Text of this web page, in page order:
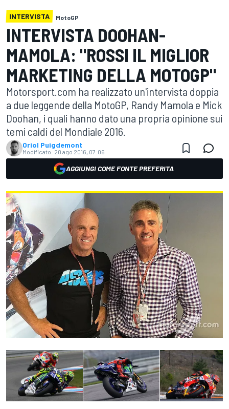
INTERVISTA MotoGP
INTERVISTA DOOHAN-
MAMOLA: "ROSSI IL MIGLIOR
MARKETING DELLA MOTOGP"
Motorsport.com ha realizzato un'intervista doppia
a due leggende della MotoGP, Randy Mamola e Mick
Doohan, i quali hanno dato una propria opinione sui
temi caldi del Mondiale 2016.
Oriol Puigdemont
Modificato: 20 ago 2016, 07:06
AGGIUNGI COME FONTE PREFERITA